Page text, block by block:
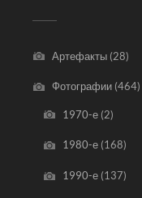
Артефакты (28)
Фотографии (464)
1970-е(2)
1980-е(168)
1990-е(137)